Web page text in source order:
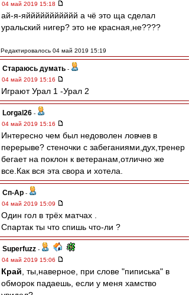
04 май 2019 15:18
ай-я-яййййййййййй а чё это ща сделал
уральский нигер? это не красная,не????
Редактировалось 04 май 2019 15:19
Стараюсь думать -
04 май 2019 15:16
Играют Урал 1 -Урал 2
Lorgal26 -
04 май 2019 15:16
Интересно чем был недоволен ловчев в
перерыве? стеночки с забеганиями,дух,тренер
бегает на поклон к ветеранам,отлично же
все.Как вся эта свора и хотела.
Сп-Ар -
04 май 2019 15:09
Один гол в трёх матчах .
Спартак ты что спишь что-ли ?
Superfuzz -
04 май 2019 15:06
Край , ты,наверное, при слове "пиписька" в
обморок падаешь, если у меня хамство